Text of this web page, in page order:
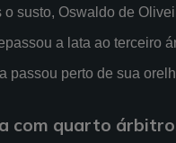
o susto, Oswaldo de
a lata ao terceiro
passou perto de sua
com quarto